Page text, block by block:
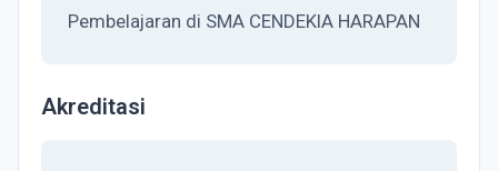
Pembelajaran di SMA CENDEKIA HARAPAN
Akreditasi